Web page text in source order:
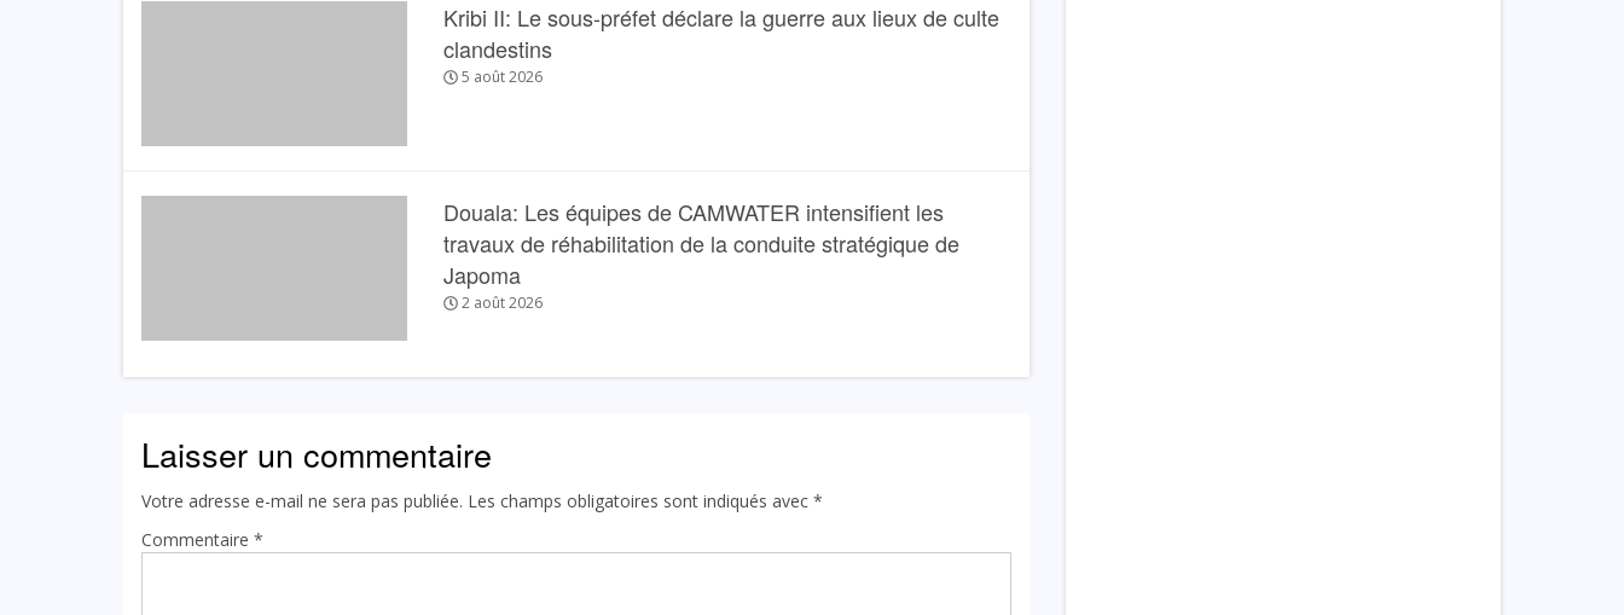
Kribi II: Le sous-préfet déclare la guerre aux lieux de culte
clandestins
5 août 2026
Douala: Les équipes de CAMWATER intensifient les
travaux de réhabilitation de la conduite stratégique de
Japoma
2 août 2026
Laisser un commentaire
Votre adresse e-mail ne sera pas publiée. Les champs obligatoires sont indiqués avec *
Commentaire *